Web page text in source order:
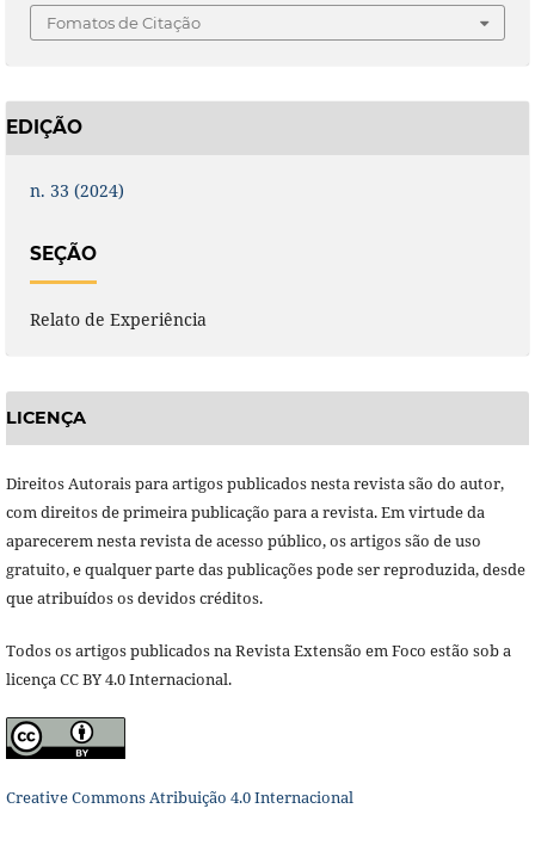
Fomatos de Citação
EDIÇÃO
n. 33 (2024)
SEÇÃO
Relato de Experiência
LICENÇA
Direitos Autorais para artigos publicados nesta revista são do autor,
com direitos de primeira publicação para a revista. Em virtude da
aparecerem nesta revista de acesso público, os artigos são de uso
gratuito, e qualquer parte das publicações pode ser reproduzida, desde
que atribuídos os devidos créditos.
Todos os artigos publicados na Revista Extensão em Foco estão sob a
licença CC BY 4.0 Internacional.
Creative Commons Atribuição 4.0 Internacional